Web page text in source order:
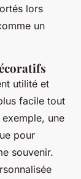
lors
un
utilité et
facile tout
une
pour
souvenir.